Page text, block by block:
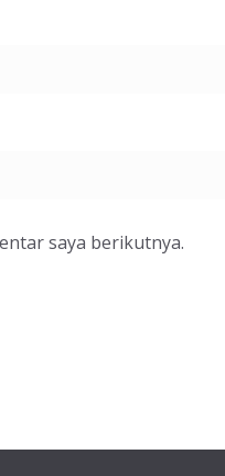
saya berikutnya.